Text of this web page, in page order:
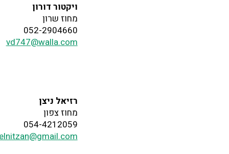
ויקטור דורון
מחוז שרון
052-2904660
vd747@walla.com
רזיאל ניצן
מחוז צפון
054-4212059